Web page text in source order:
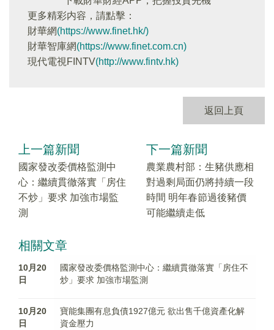
更多精彩内容，請點擊：
財華網(https://www.finet.hk/)
財華智庫網(https://www.finet.com.cn)
現代電視FINTV(http://www.fintv.hk)
返回上頁
上一篇新聞
國家發改委價格監測中
心：繼續貫徹落實「房住
不炒」要求 加強市場監
測
下一篇新聞
農業農村部：生豬供應相
對過剩局面仍將持續一段
時間 明年春節過後豬價
可能繼續走低
相關文章
10月20
日
國家發改委價格監測中心：繼續貫徹落實「房住不
炒」要求 加強市場監測
10月20
日
寶能集團有息負債1927億元 欲出售千億資產化解
資金壓力